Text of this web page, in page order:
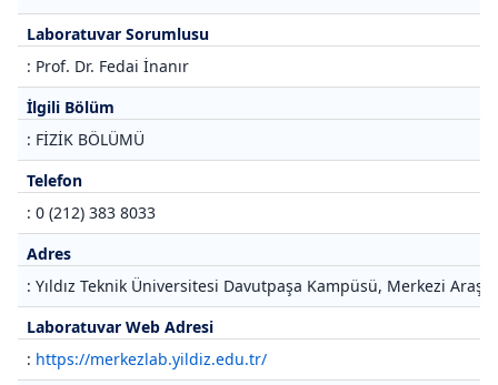
Laboratuvar Sorumlusu
: Prof. Dr. Fedai İnanır
İlgili Bölüm
: FİZİK BÖLÜMÜ
Telefon
: 0 (212) 383 8033
Adres
: Yıldız Teknik Üniversitesi Davutpaşa Kampüsü, Merkezi
Laboratuvar Web Adresi
: https://merkezlab.yildiz.edu.tr/